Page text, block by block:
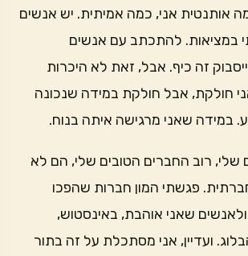
אותנטית אני, כמה אמיתית. יש אנשים
במציאות. להתכתב עם אנשים
זה כיף. אבל, זאת לא היכרות
חולקת, אבל חולקת במידה שנכונה
במידה שאני מרגישה איתה בנוח.
שלי, רוב החברים הטובים שלי, הם לא
פגשתי המון חברות שהפכו
שאני אוהבת, באינסטוש,
ועדיין, אני מסתכלת על זה בתור